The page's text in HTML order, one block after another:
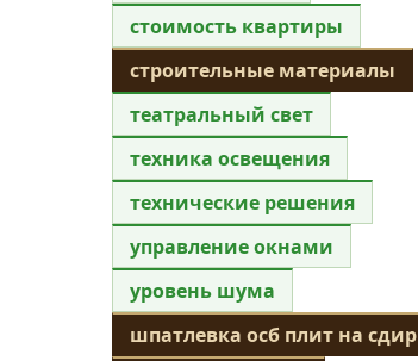
стоимость квартиры
строительные материалы
театральный свет
техника освещения
технические решения
управление окнами
уровень шума
шпатлевка осб плит на сдир